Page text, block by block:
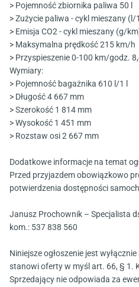
> Pojemność zbiornika paliwa 50 l
> Zużycie paliwa - cykl mieszany
> Emisja CO2 - cykl mieszany (g/
> Maksymalna prędkość 215 km/h
> Przyspieszenie 0-100 km/godz.
Wymiary:
> Pojemność bagażnika 610 l/1 l
> Długość 4 667 mm
> Szerokość 1 814 mm
> Wysokość 1 451 mm
> Rozstaw osi 2 667 mm
Dodatkowe informacje na temat
Przed przyjazdem obowiązkowo
potwierdzenia dostępności
Janusz Prochownik – Specjalista
kom.: 537 838 560
Niniejsze ogłoszenie jest
stanowi oferty w myśl art. 66, § 1.
Sprzedający nie odpowiada za